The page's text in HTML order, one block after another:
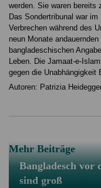
werden. Sie waren bereits
Das Sondertribunal war
Verbrechen während des
neun Monate
bangladeschischen
Leben. Die Jamaat-e-
gegen die Unabhängigkeit
Autoren: Patrizia
Mehr Beiträge
Bangladesch vor
sind groß